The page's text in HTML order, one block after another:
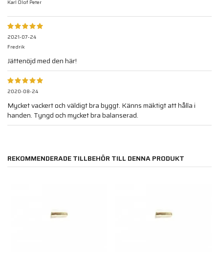
Karl Olof Peter
2021-07-24
Fredrik
Jättenöjd med den här!
2020-08-24
Mycket vackert och väldigt bra byggt. Känns mäktigt att hålla i
handen. Tyngd och mycket bra balanserad.
REKOMMENDERADE TILLBEHÖR TILL DENNA PRODUKT